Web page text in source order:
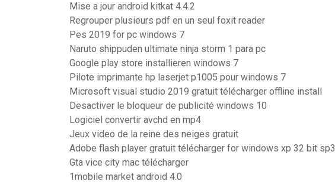
Mise a jour android kitkat 4.4.2
Regrouper plusieurs pdf en un seul foxit reader
Pes 2019 for pc windows 7
Naruto shippuden ultimate ninja storm 1 para pc
Google play store installieren windows 7
Pilote imprimante hp laserjet p1005 pour windows 7
Microsoft visual studio 2019 gratuit télécharger offline install
Desactiver le bloqueur de publicité windows 10
Logiciel convertir avchd en mp4
Jeux video de la reine des neiges gratuit
Adobe flash player gratuit télécharger for windows xp 32 bit sp3
Gta vice city mac télécharger
1mobile market android 4.0